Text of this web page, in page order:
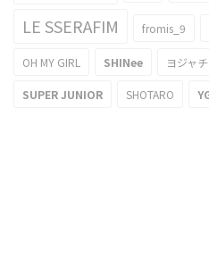
LE SSERAFIM fromis_9
OH MY GIRL SHINee ヨジャ
SUPER JUNIOR SHOTARO